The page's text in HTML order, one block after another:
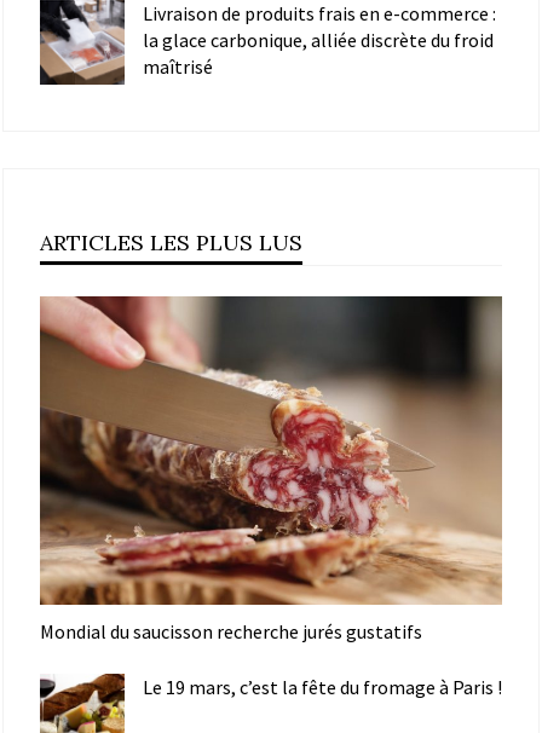
Livraison de produits frais en e-commerce :
la glace carbonique, alliée discrète du froid
maîtrisé
ARTICLES LES PLUS LUS
Mondial du saucisson recherche jurés gustatifs
Le 19 mars, c’est la fête du fromage à Paris !